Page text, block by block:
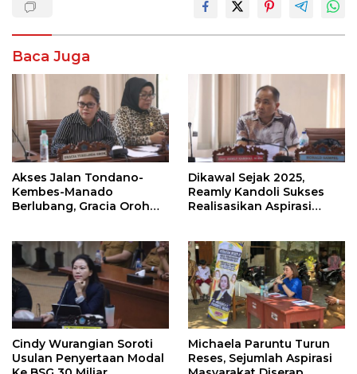
Baca Juga
Akses Jalan Tondano-
Kembes-Manado
Berlubang, Gracia Oroh
Dikawal Sejak 2025,
Reamly Kandoli Sukses
Realisasikan Aspirasi
Tahun Depan
Cindy Wurangian Soroti
Usulan Penyertaan Modal
Michaela Paruntu Turun
Reses, Sejumlah Aspirasi